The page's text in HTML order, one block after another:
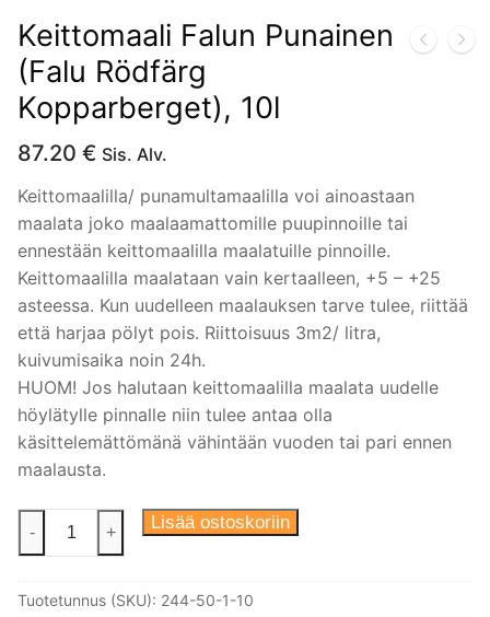
Keittomaali Falun Punainen
(Falu Rödfärg
Kopparberget), 10l
87.20 € Sis. Alv.
Keittomaalilla/ punamultamaalilla voi ainoastaan
maalata joko maalaamattomille puupinnoille tai
ennestään keittomaalilla maalatuille pinnoille.
Keittomaalilla maalataan vain kertaalleen, +5 – +25
asteessa. Kun uudelleen maalauksen tarve tulee, riittää
että harjaa pölyt pois. Riittoisuus 3m2/ litra,
kuivumisaika noin 24h.
HUOM! Jos halutaan keittomaalilla maalata uudelle
höylätylle pinnalle niin tulee antaa olla
käsittelemättömänä vähintään vuoden tai pari ennen
maalausta.
Keittomaali
(Falu
- + Lisää ostoskoriin
Tuotetunnus (SKU): 244-50-1-10